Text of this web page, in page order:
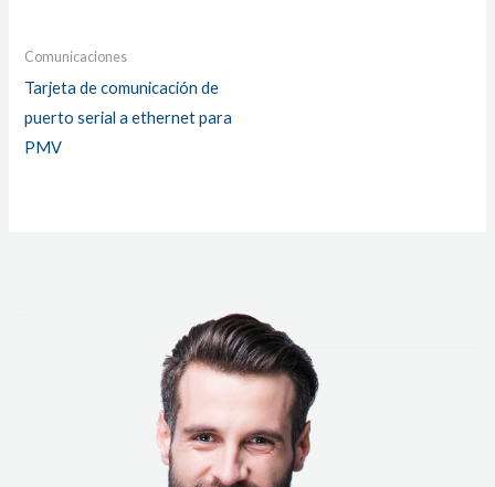
Comunicaciones
Tarjeta de comunicación de
puerto serial a ethernet para
PMV